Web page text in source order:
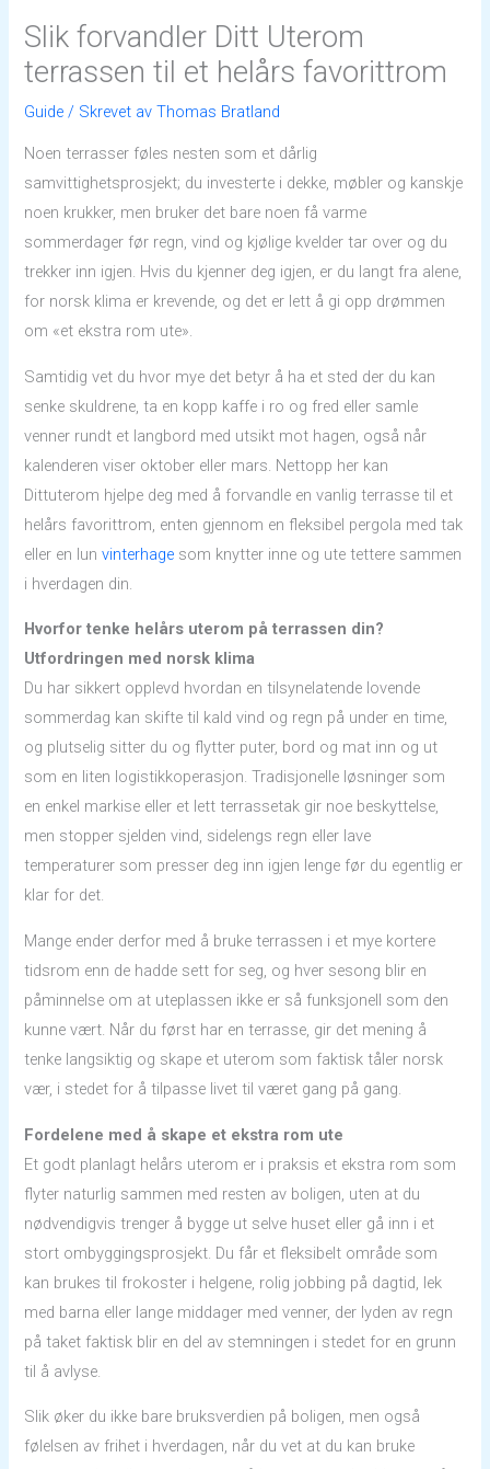
Slik forvandler Ditt Uterom
terrassen til et helårs favorittrom
Guide / Skrevet av Thomas Bratland
Noen terrasser føles nesten som et dårlig
samvittighetsprosjekt; du investerte i dekke, møbler og kanskje
noen krukker, men bruker det bare noen få varme
sommerdager før regn, vind og kjølige kvelder tar over og du
trekker inn igjen. Hvis du kjenner deg igjen, er du langt fra alene,
for norsk klima er krevende, og det er lett å gi opp drømmen
om «et ekstra rom ute».
Samtidig vet du hvor mye det betyr å ha et sted der du kan
senke skuldrene, ta en kopp kaffe i ro og fred eller samle
venner rundt et langbord med utsikt mot hagen, også når
kalenderen viser oktober eller mars. Nettopp her kan
Dittuterom hjelpe deg med å forvandle en vanlig terrasse til et
helårs favorittrom, enten gjennom en fleksibel pergola med tak
eller en lunvinterhage som knytter inne og ute tettere sammen
i hverdagen din.
Hvorfor tenke helårs uterom på terrassen din?
Utfordringen med norsk klima
Du har sikkert opplevd hvordan en tilsynelatende lovende
sommerdag kan skifte til kald vind og regn på under en time,
og plutselig sitter du og flytter puter, bord og mat inn og ut
som en liten logistikkoperasjon. Tradisjonelle løsninger som
en enkel markise eller et lett terrassetak gir noe beskyttelse,
men stopper sjelden vind, sidelengs regn eller lave
temperaturer som presser deg inn igjen lenge før du egentlig er
klar for det.
Mange ender derfor med å bruke terrassen i et mye kortere
tidsrom enn de hadde sett for seg, og hver sesong blir en
påminnelse om at uteplassen ikke er så funksjonell som den
kunne vært. Når du først har en terrasse, gir det mening å
tenke langsiktig og skape et uterom som faktisk tåler norsk
vær, i stedet for å tilpasse livet til været gang på gang.
Fordelene med å skape et ekstra rom ute
Et godt planlagt helårs uterom er i praksis et ekstra rom som
flyter naturlig sammen med resten av boligen, uten at du
nødvendigvis trenger å bygge ut selve huset eller gå inn i et
stort ombyggingsprosjekt. Du får et fleksibelt område som
kan brukes til frokoster i helgene, rolig jobbing på dagtid, lek
med barna eller lange middager med venner, der lyden av regn
på taket faktisk blir en del av stemningen i stedet for en grunn
til å avlyse.
Slik øker du ikke bare bruksverdien på boligen, men også
følelsen av frihet i hverdagen, når du vet at du kan bruke